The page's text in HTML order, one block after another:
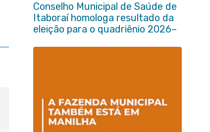
Conselho Municipal de Saúde de
Itaboraí homologa resultado da
eleição para o quadriênio 2026–